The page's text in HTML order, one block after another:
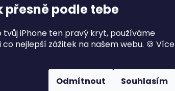
přesně podle tebe
tvůj iPhone ten pravý kryt, používáme
nejlepší zážitek na našem webu. 🍪 Více
Odmítnout Souhlasím
kompatibilitu s
nabíječkami,